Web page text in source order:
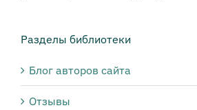
Разделы библиотеки
Блог авторов сайта
Отзывы